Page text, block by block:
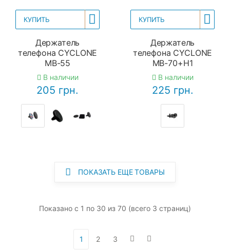
КУПИТЬ
Держатель
телефона CYCLONE
MB-55
В наличии
205 грн.
КУПИТЬ
Держатель
телефона CYCLONE
MB-70+H1
В наличии
225 грн.
ПОКАЗАТЬ ЕЩЕ ТОВАРЫ
Показано с 1 по 30 из 70 (всего 3 страниц)
1 2 3